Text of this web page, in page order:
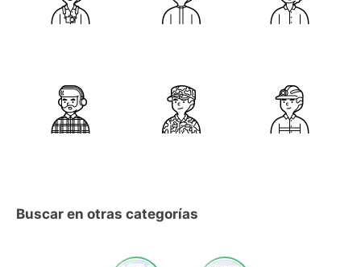
Buscar en otras categorías